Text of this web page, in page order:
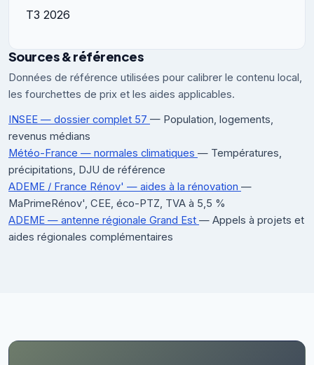
T3 2026
Sources & références
Données de référence utilisées pour calibrer le contenu local,
les fourchettes de prix et les aides applicables.
INSEE — dossier complet 57 — Population, logements,
revenus médians
Météo-France — normales climatiques — Températures,
précipitations, DJU de référence
ADEME / France Rénov' — aides à la rénovation —
MaPrimeRénov', CEE, éco-PTZ, TVA à 5,5 %
ADEME — antenne régionale Grand Est — Appels à projets et
aides régionales complémentaires